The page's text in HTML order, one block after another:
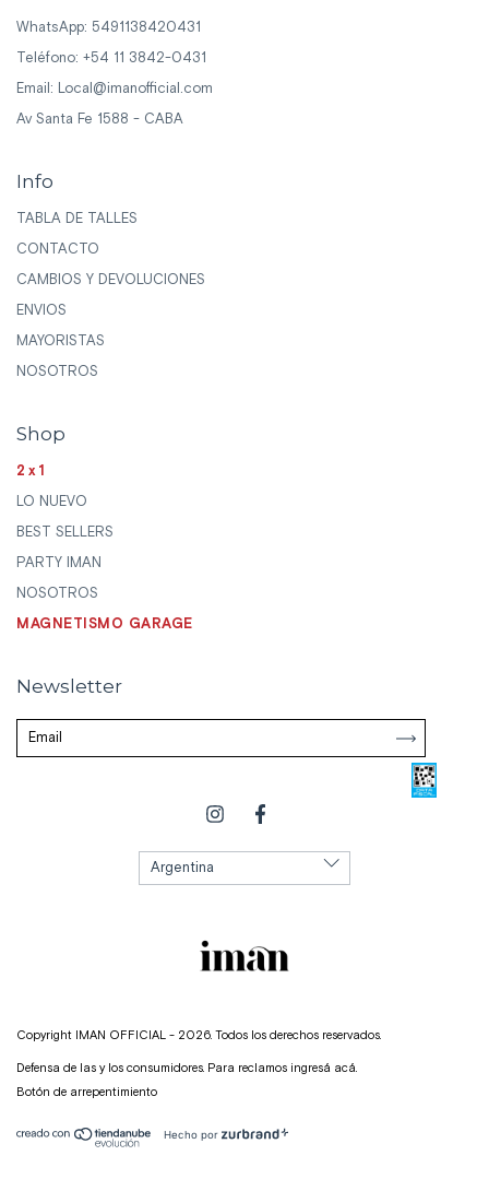
WhatsApp: 5491138420431
Teléfono: +54 11 3842-0431
Email: Local@imanofficial.com
Av Santa Fe 1588 - CABA
Info
TABLA DE TALLES
CONTACTO
CAMBIOS Y DEVOLUCIONES
ENVIOS
MAYORISTAS
NOSOTROS
Shop
2x1
LO NUEVO
BEST SELLERS
PARTY IMAN
NOSOTROS
MAGNETISMO GARAGE
Newsletter
Copyright IMAN OFFICIAL - 2026. Todos los derechos reservados.
Defensa de las y los consumidores. Para reclamos ingresá acá.
Botón de arrepentimiento
Hecho por